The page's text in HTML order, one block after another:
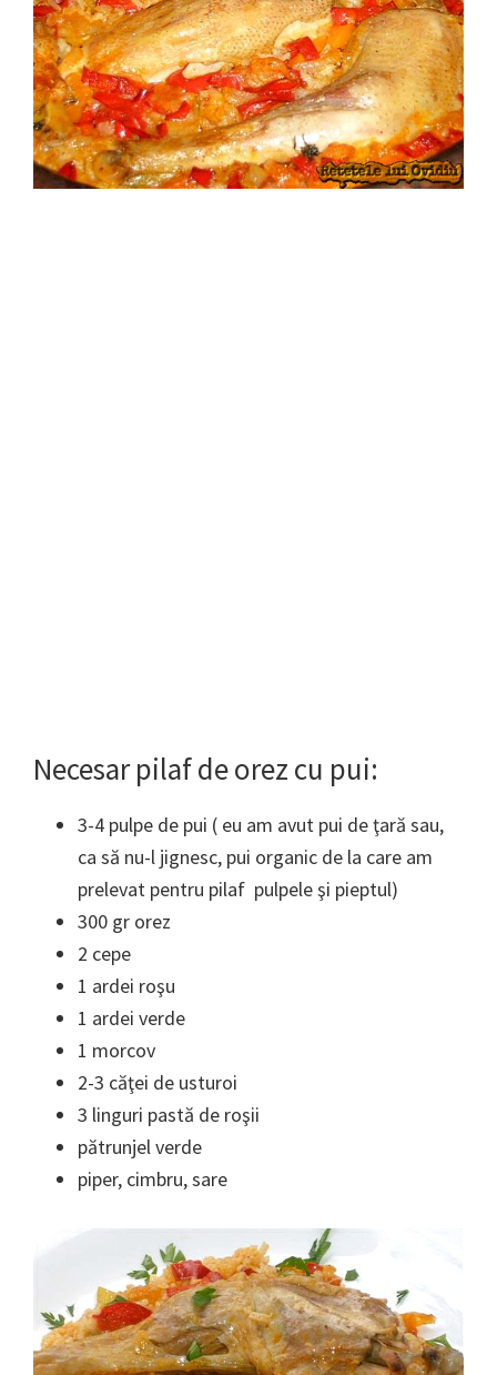
Necesar pilaf de orez cu pui:
3-4 pulpe de pui ( eu am avut pui de ţară sau,
ca să nu-l jignesc, pui organic de la care am
prelevat pentru pilaf pulpele şi pieptul)
300 gr orez
2 cepe
1 ardei roşu
1 ardei verde
1 morcov
2-3 căţei de usturoi
3 linguri pastă de roşii
pătrunjel verde
piper, cimbru, sare